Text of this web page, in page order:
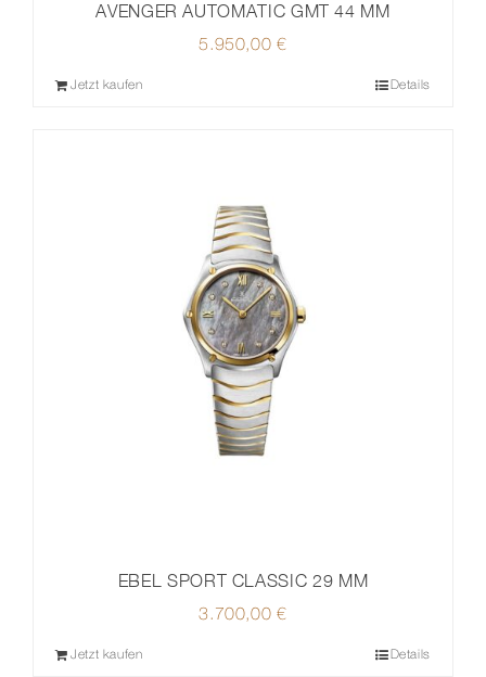
AVENGER AUTOMATIC GMT 44 MM
5.950,00€
Jetzt kaufen Details
EBEL SPORT CLASSIC 29 MM
3.700,00€
Jetzt kaufen Details